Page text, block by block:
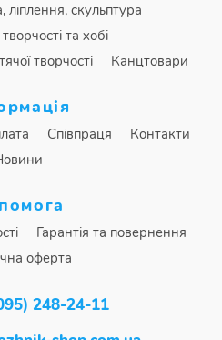
ліплення, скульптура
та хобі
творчості
Канцтовари
Співпраця
Контакти
Гарантія та повернення
оферта
248-24-11